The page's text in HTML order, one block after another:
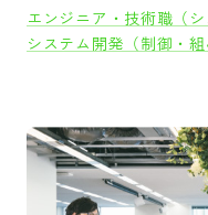
エンジニア・技術職（
システム開発（制御・